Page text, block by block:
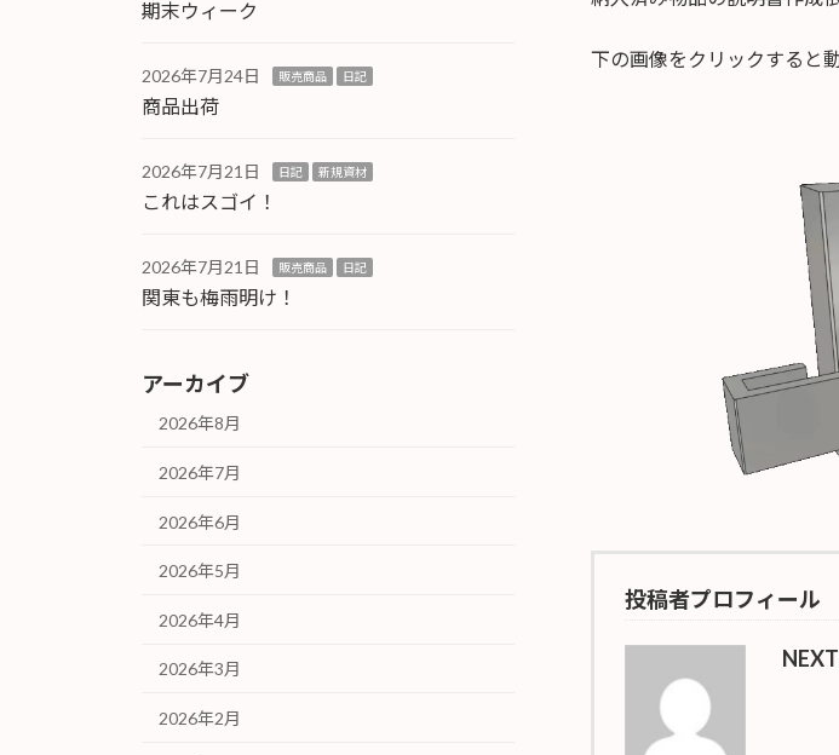
下の画像をクリックすると
投稿者プロフィール
期末ウィーク
2026年7月24日 販売商品 日記
商品出荷
2026年7月21日 日記 新規資材
これはスゴイ！
2026年7月21日 販売商品 日記
関東も梅雨明け！
アーカイブ
2026年8月
2026年7月
2026年6月
2026年5月
2026年4月
2026年3月
2026年2月